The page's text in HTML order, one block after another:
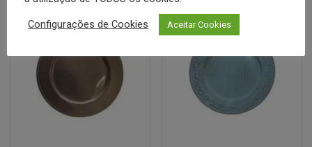
Minha
lista de
desejos
Minha
lista de
desejos
Configurações de Cookies Aceitar Cookies